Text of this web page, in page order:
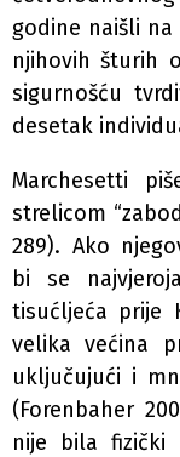
godine naišli
njihovih šturih
sigurnošću
desetak
Marchesetti
strelicom
289). Ako
bi se
tisućljeća prije
velika većina
uključujući i
(Forenbaher
nije bila fizički